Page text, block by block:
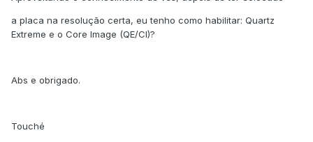
a placa na resolução certa, eu tenho como habilitar: Quartz
Extreme e o Core Image (QE/CI)?
Abs e obrigado.
Touché